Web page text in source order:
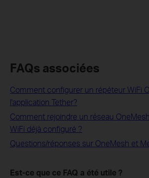
FAQs associées
Comment configurer un répéteur WiFi
l'application Tether?
Comment rejoindre un réseau
WiFi déjà configuré ?
Questions/réponses sur OneMesh et
Est-ce que ce FAQ a été utile ?